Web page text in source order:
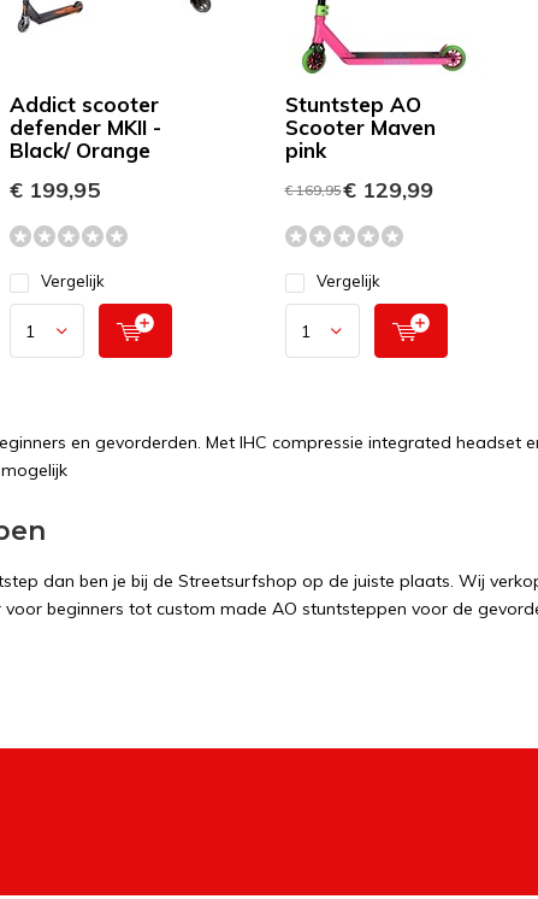
Addict scooter
defender MKII -
Black/ Orange
€ 199,95
Vergelijk
Stuntstep AO
Scooter Maven
pink
€ 169,95€ 129,99
Vergelijk
en gevorderden. Met IHC compressie integrated headset
dan ben je bij de Streetsurfshop op de juiste plaats. Wij
voor beginners tot custom made AO stuntsteppen voor de
en met 2 of 3 boutjes vast gezet te worden. Nog meer
type stuntssteppen aan. Streetsurfing stuntsteppen verschillen in
Elk type Streetsurfing stuntstep rijdt op zijn eigen manier.